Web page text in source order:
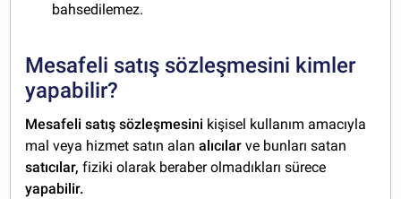
bahsedilemez.
Mesafeli satış sözleşmesini kimler
yapabilir?
Mesafeli satış sözleşmesini kişisel kullanım amacıyla
mal veya hizmet satın alanalıcılar ve bunları satan
satıcılar, fiziki olarak beraber olmadıkları sürece
yapabilir.